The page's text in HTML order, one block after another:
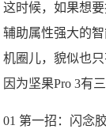
这时候，如果想
辅助属性强大的
机圈儿，貌似也
因为坚果Pro 3有
01 第一招：闪念